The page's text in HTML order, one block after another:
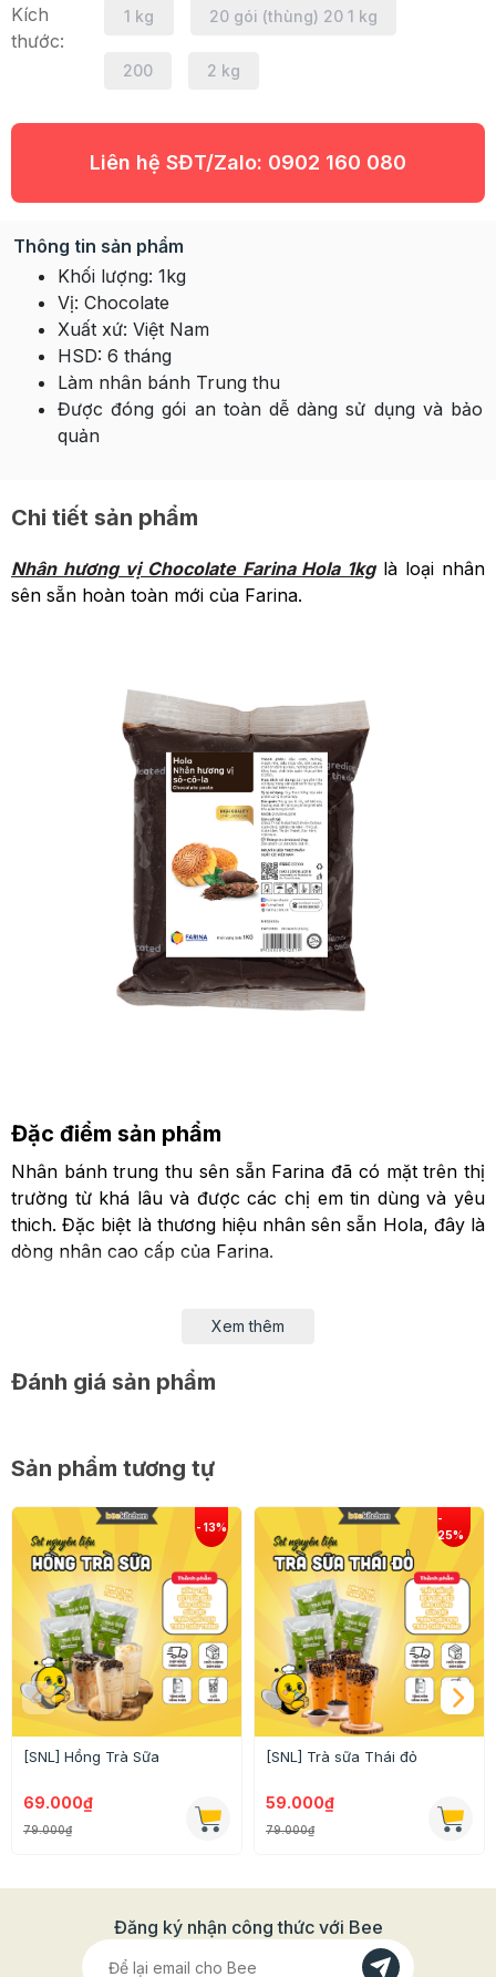
Kích
thước:
1 kg 20 gói (thùng) 20 1 kg
200 2 kg
Liên hệ SĐT/Zalo: 0902 160 080
Thông tin sản phẩm
Khối lượng: 1kg
Vị: Chocolate
Xuất xứ: Việt Nam
HSD: 6 tháng
Làm nhân bánh Trung thu
Được đóng gói an toàn dễ dàng sử dụng và bảo
quản
Chi tiết sản phẩm
Nhân hương vị Chocolate Farina Hola 1kglà loại nhân
sên sẵn hoàn toàn mới của Farina.
Đặc điểm sản phẩm
Nhân bánh trung thu sên sẵn Farina đã có mặt trên thị
trường từ khá lâu và được các chị em tin dùng và yêu
thich. Đặc biệt là thương hiệu nhân sên sẵn Hola, đây là
dòng nhân cao cấp của Farina.
bảo nhân theo ý mình. Tuy nhiên việc này sẽ mất khá
Do vậy, hiện nay, đa phần vẫn lựa chọn nhân sên sẵn
của 2 nguyên liệu rất được yêu thích: chocolate và đậu
chắn hương vị này sẽ được các bạn nhỏ rất yêu thích
đấy nhé.
Sản phẩm nhân hương vị Chocolate sên sẵn này sẽ
giúp bạn tiết kiệm tối đa chi phí và thời gian chế biến, lại
còn có thể làm mới công thức bánh của bạn nữa chứ.
Bạn có thể mở ra và sử dụng trực tiếp làm nhân bánh
mà không phải qua bất cứ một thao tác nào khác.
Xem thêm
Đánh giá sản phẩm
Sản phẩm tương tự
[SNL] Hồng Trà Sữa
69.000₫
79.000₫
[SNL] Trà sữa Thái đỏ
59.000₫
79.000₫
Đăng ký nhận công thức với Bee